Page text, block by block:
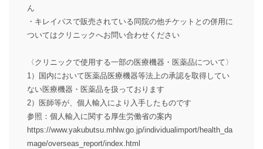
ん
・キレイパスで販売されている同院の他チケットとの併用に
ついてはクリニックへお問い合わせください
〈クリニックで使用する一部の医療機器・医薬品について〉
1）国内において医薬品医療機器等法上の承認を取得してい
ない医療機器・医薬品を扱っております
2）医師等が、個人輸入により入手したものです
参照：個人輸入に関する厚生労働省の案内
https://www.yakubutsu.mhlw.go.jp/individualimport/health_da
mage/overseas_report/index.html